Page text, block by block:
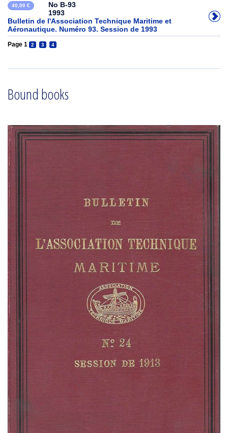
40,00 €
No B-93
1993
Bulletin de l'Association Technique Maritime et
Aéronautique. Numéro 93. Session de 1993
Page 1 2 3 4
Bound books